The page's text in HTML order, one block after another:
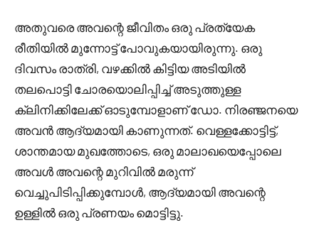
അതുവരെ അവന്റെ ജീവിതം ഒരു പ്രത്യേക
രീതിയിൽ മുന്നോട്ട് പോവുകയായിരുന്നു. ഒരു
ദിവസം രാത്രി, വഴക്കിൽ കിട്ടിയ അടിയിൽ
തലപൊട്ടി ചോരയൊലിപ്പിച്ച് അടുത്തുള്ള
ക്ലിനിക്കിലേക്ക് ഓടുമ്പോളാണ് ഡോ. നിരഞ്ജനയെ
അവൻ ആദ്യമായി കാണുന്നത്. വെള്ളക്കോട്ടിട്ട്,
ശാന്തമായ മുഖത്തോടെ, ഒരു മാലാഖയെപ്പോലെ
അവൾ അവന്റെ മുറിവിൽ മരുന്ന്
വെച്ചുപിടിപ്പിക്കുമ്പോൾ, ആദ്യമായി അവന്റെ
ഉള്ളിൽ ഒരു പ്രണയം മൊട്ടിട്ടു.